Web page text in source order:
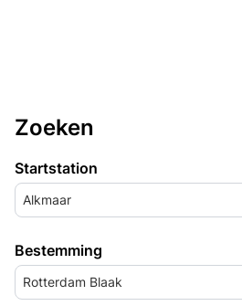
Zoeken
Startstation
Alkmaar
Bestemming
Rotterdam Blaak